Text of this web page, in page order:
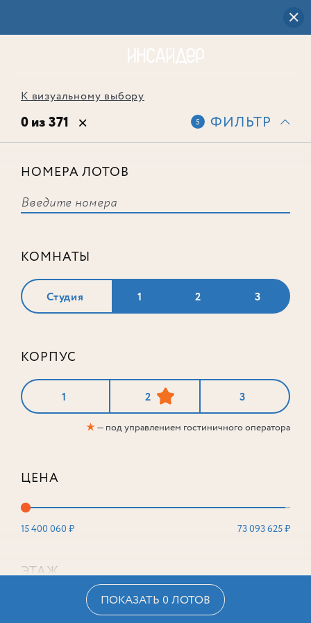
К визуальному выбору
0 из 371 5 ФИЛЬТР
НОМЕРА ЛОТОВ
КОМНАТЫ
Студия 1 2 3
КОРПУС
1 2 3
★— под управлением гостиничного оператора
ЦЕНА
15 400 060 ₽ 73 093 625 ₽
ЭТАЖ
ПОКАЗАТЬ 0 ЛОТОВ
соответствует ни одного лота